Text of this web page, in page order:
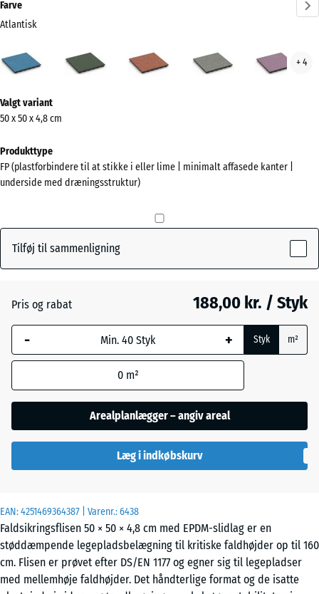
EAN:4251469364387 | Varenr.:6438
Faldsikringsflisen 50 × 50 × 4,8 cm med EPDM-slidlag er en
støddæmpende legepladsbelægning til kritiske faldhøjder op til 160
cm. Flisen er prøvet efter DS/EN 1177 og egner sig til legepladser
med mellemhøje faldhøjder. Det håndterlige format og de isatte
Farve
Atlantisk
(active)
græs
granit
+ 4
information
om
farverne?
Vis
farvepalette
Engelsk
Etna
Grå
Mørkegrå
granit
- 3,00 kr.
Rattan
Valgt variant
50 x 50 x 4,8 cm
Produkttype
FP (plastforbindere til at stikke i eller lime | minimalt affasede kanter |
underside med dræningsstruktur)
Tilføj til sammenligning
Pris og rabat 188,00 kr. / Styk
- + Styk m²
0 m²
Arealplanlægger – angiv areal
Læg i indkøbskurv